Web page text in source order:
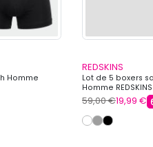
Homme
REDSKINS
Lot de 5 boxers
Homme REDSKINS
59,00 €19,99 €